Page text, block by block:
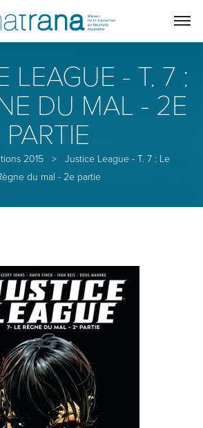
LEAGUE - T. 7 :
DU MAL - 2E
PARTIE
2015 >
Justice League - T. 7 : Le
du mal - 2e partie